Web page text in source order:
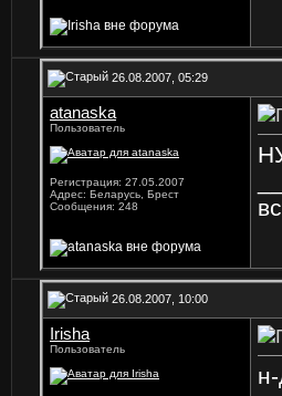
26.08.2007, 05:29
atanaska
Пользователь
Регистрация: 27.05.2007
Адрес: Беларусь, Брест
Сообщения: 248
26.08.2007, 10:00
Irisha
Пользователь